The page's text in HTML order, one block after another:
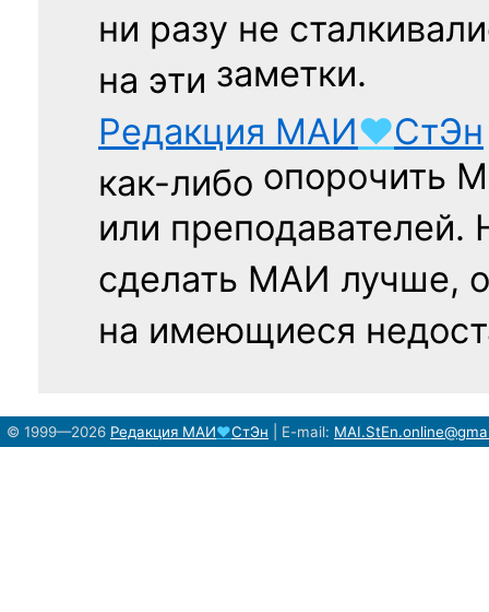
ни разу не
на эти заметки.
Редакция МАИ♥СтЭн
как-либо опорочить
или
сделать МАИ лучше,
на имеющиеся
© 1999—2026 Редакция МАИ♥СтЭн E-mail: